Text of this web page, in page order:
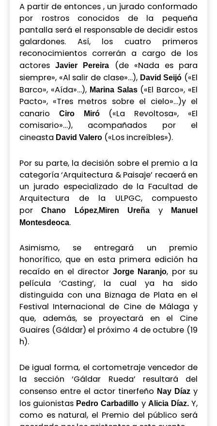
A partir de entonces , un jurado conformado
por rostros conocidos de la pequeña
pantalla será el responsable de decidir estos
galardones. Así, los cuatro primeros
reconocimientos correrán a cargo de los
actoresJavier Pereira
(de «Nada es para
siempre», «Al salir de clase»…),David Seijó («El
Barco», «Aída»…),Marina Salas («El Barco», «El
Pacto», «Tres metros sobre el cielo»…)y el
canario Ciro Miró («La Revoltosa», «El
comisario»…), acompañados por el
cineasta David Valero («Los increíbles»).
Por su parte, la decisión sobre el premio a la
categoría ‘Arquitectura & Paisaje’ recaerá en
un jurado especializado de la Facultad de
Arquitectura de la ULPGC, compuesto
porChano López,Miren Ureña y
Manuel
Montesdeoca.
Asimismo, se entregará un premio
honorífico, que en esta primera edición ha
recaído en el director Jorge Naranjo, por su
película ‘Casting’, la cual ya ha sido
distinguida con una Biznaga de Plata en el
Festival Internacional de Cine de Málaga y
que, además, se proyectará en el Cine
Guaires (Gáldar) el próximo 4 de octubre (19
h).
De igual forma, el cortometraje vencedor de
la sección ‘Gáldar Rueda’ resultará del
consenso entre el actor tinerfeño Nay Díaz y
los guionistas Pedro Carbadillo y Alicia Díaz.Y,
como es natural, el Premio del público será